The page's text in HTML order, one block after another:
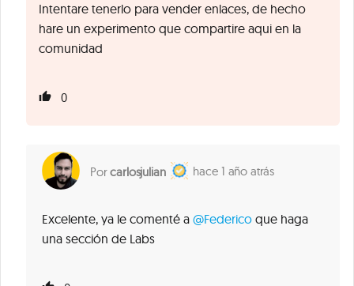
Intentare tenerlo para vender enlaces, de hecho
hare un experimento que compartire aqui en la
comunidad
0
carlosjulian 1 año atrás
Excelente, ya le comenté a @Federico que haga
una sección de Labs